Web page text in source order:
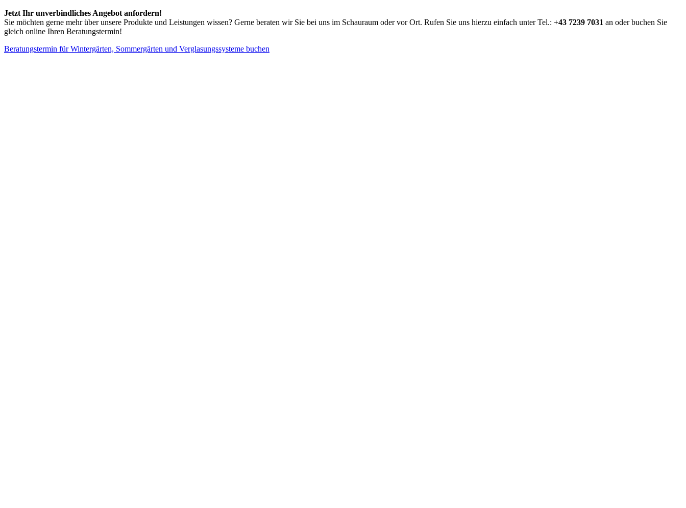
Jetzt Ihr unverbindliches Angebot anfordern!
Sie möchten gerne mehr über unsere Produkte und Leistungen wissen? Gerne beraten wir Sie bei uns im Schauraum oder vor Ort. Rufen Sie uns hierzu einfach unter Tel.: +43 7239 7031 an oder buchen Sie
gleich online Ihren Beratungstermin!
Beratungstermin für Wintergärten, Sommergärten und Verglasungssysteme buchen